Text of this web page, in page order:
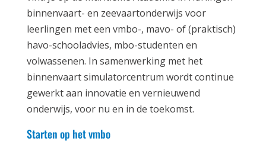
binnenvaart- en zeevaartonderwijs voor
leerlingen met een vmbo-, mavo- of (praktisch)
havo-schooladvies, mbo-studenten en
volwassenen. In samenwerking met het
binnenvaart simulatorcentrum wordt continue
gewerkt aan innovatie en vernieuwend
onderwijs, voor nu en in de toekomst.
Starten op het vmbo